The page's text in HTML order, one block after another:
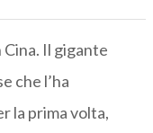
Il gigante
che l’ha
la prima volta,